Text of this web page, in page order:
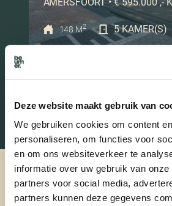
Deze website maakt gebruik van
We gebruiken cookies om content
personaliseren, om functies voor
en om ons websiteverkeer te
informatie over uw gebruik van
partners voor social media,
partners kunnen deze gegevens
148 M2 5 KAMER(S)